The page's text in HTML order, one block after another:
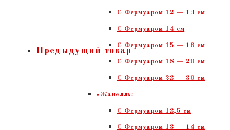
С Фермуаром 12 — 13 см
С Фермуаром 14 см
С Фермуаром 15 — 16 см
C Фермуаром 18 — 20 см
С Фермуаром 22 — 30 см
«Жанелль»
С Фермуаром 12,5 см
С Фермуаром 13 — 14 см
"Жанелль-40"
Предыдущий товар